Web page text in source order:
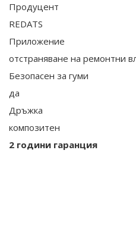
Продуцент
REDATS
Приложение
отстраняване на ремонтни
Безопасен за гуми
да
Дръжка
композитен
2 години гаранция